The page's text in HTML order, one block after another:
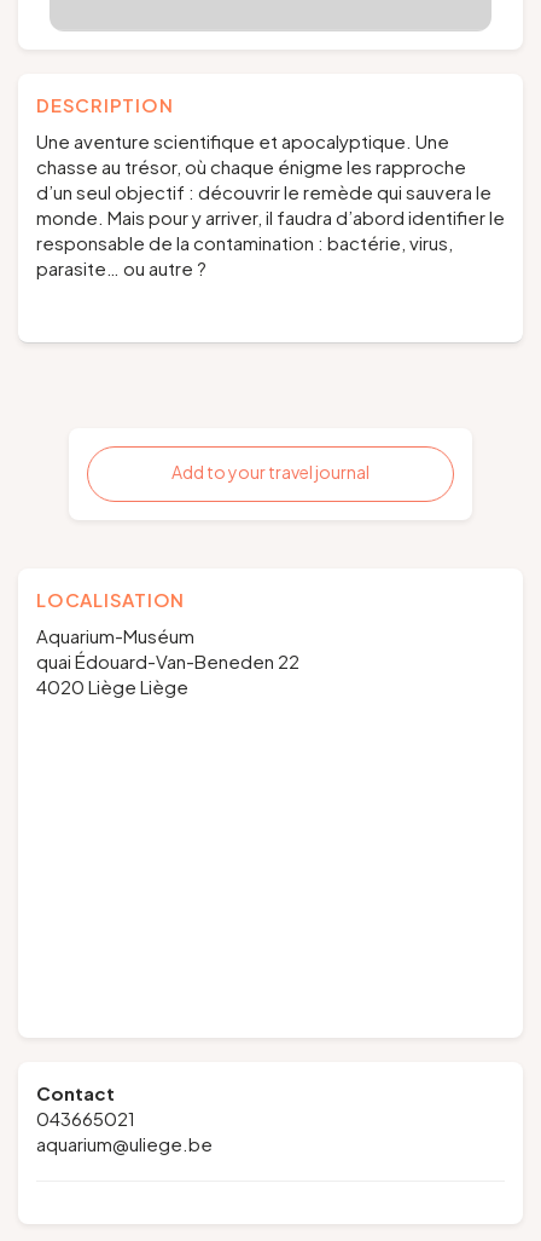
DESCRIPTION
Une aventure scientifique et apocalyptique. Une
chasse au trésor, où chaque énigme les rapproche
d’un seul objectif : découvrir le remède qui sauvera le
monde. Mais pour y arriver, il faudra d’abord identifier le
responsable de la contamination : bactérie, virus,
parasite… ou autre ?
Add to your travel journal
LOCALISATION
Aquarium-Muséum
quai Édouard-Van-Beneden 22
4020 Liège Liège
Contact
043665021
aquarium@uliege.be